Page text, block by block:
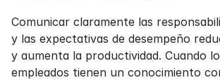
Comunicar claramente las
y las expectativas de desempeño
y aumenta la productividad. Cuando
empleados tienen un conocimiento